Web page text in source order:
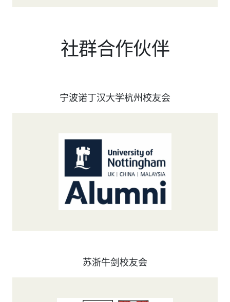
社群合作伙伴
宁波诺丁汉大学杭州校友会
苏浙牛剑校友会